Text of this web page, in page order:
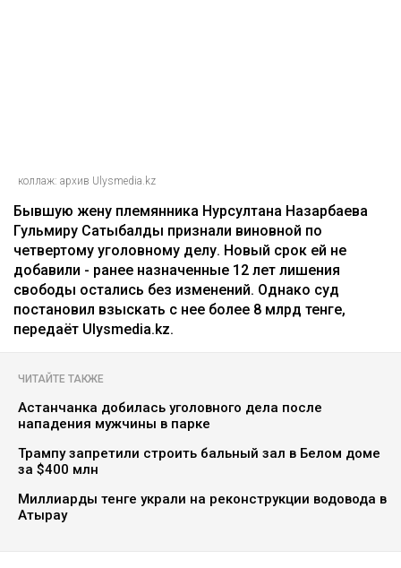
коллаж: архив Ulysmedia.kz
Бывшую жену племянника Нурсултана Назарбаева
Гульмиру Сатыбалды признали виновной по
четвертому уголовному делу. Новый срок ей не
добавили - ранее назначенные 12 лет лишения
свободы остались без изменений. Однако суд
постановил взыскать с нее более 8 млрд тенге,
передаёт Ulysmedia.kz.
ЧИТАЙТЕ ТАКЖЕ
Астанчанка добилась уголовного дела после
нападения мужчины в парке
Трампу запретили строить бальный зал в Белом доме
за $400 млн
Миллиарды тенге украли на реконструкции водовода в
Атырау